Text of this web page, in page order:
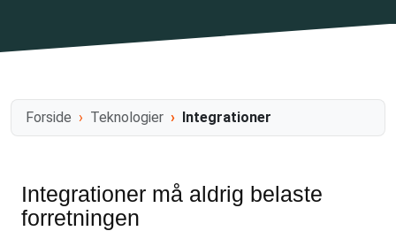
Forside Teknologier Integrationer
Integrationer må aldrig belaste
forretningen